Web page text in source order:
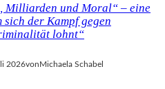
Milliarden und Moral“ – eine
sich der Kampf gegen
lohnt“
2026vonMichaela Schabel